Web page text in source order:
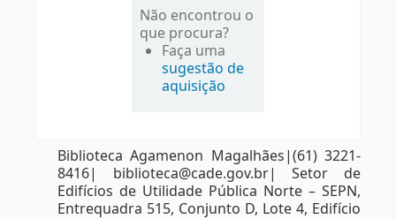
Não encontrou o
que procura?
Faça uma
sugestão de
aquisição
Biblioteca Agamenon Magalhães|(61) 3221-
8416| biblioteca@cade.gov.br| Setor de
Edifícios de Utilidade Pública Norte – SEPN,
Entrequadra 515, Conjunto D, Lote 4, Edifício